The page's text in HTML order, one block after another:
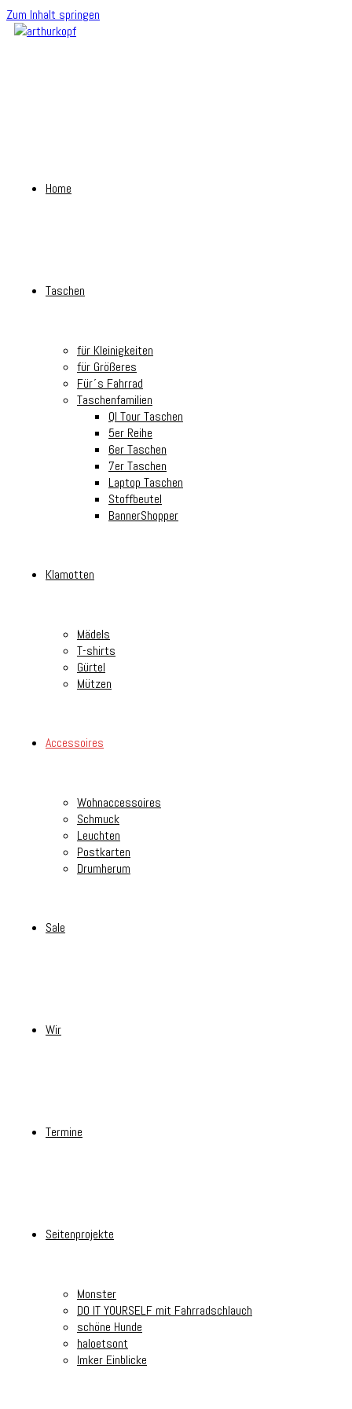
Zum Inhalt springen
Home
Taschen
für Kleinigkeiten
für Größeres
Für´s Fahrrad
Taschenfamilien
Ql Tour Taschen
5er Reihe
6er Taschen
7er Taschen
Laptop Taschen
Stoffbeutel
BannerShopper
Klamotten
Mädels
T-shirts
Gürtel
Mützen
Accessoires
Wohnaccessoires
Schmuck
Leuchten
Postkarten
Drumherum
Sale
Wir
Termine
Seitenprojekte
Monster
DO IT YOURSELF mit Fahrradschlauch
schöne Hunde
haloetsont
Imker Einblicke